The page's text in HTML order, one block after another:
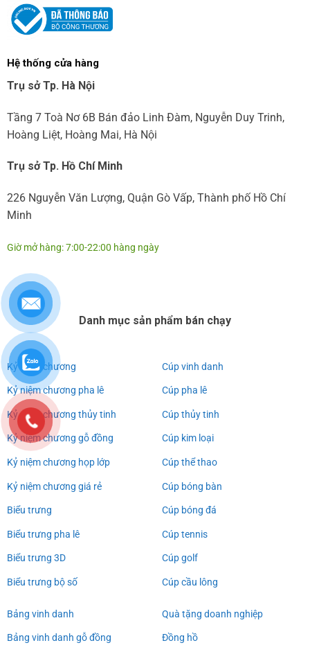
Hệ thống cửa hàng
Trụ sở Tp. Hà Nội
Tầng 7 Toà Nơ 6B Bán đảo Linh Đàm, Nguyễn Duy Trinh,
Hoàng Liệt, Hoàng Mai, Hà Nội
Trụ sở Tp. Hồ Chí Minh
226 Nguyễn Văn Lượng, Quận Gò Vấp, Thành phố Hồ Chí
Minh
Giờ mở hàng: 7:00-22:00 hàng ngày
Danh mục sản phẩm bán chạy
Kỷ niệm chương
Kỷ niệm chương pha lê
Kỷ niệm chương thủy tinh
Kỷ niệm chương gỗ đồng
Kỷ niệm chương họp lớp
Kỷ niệm chương giá rẻ
Biểu trưng
Biểu trưng pha lê
Biểu trưng 3D
Biểu trưng bộ số
Cúp vinh danh
Cúp pha lê
Cúp thủy tinh
Cúp kim loại
Cúp thể thao
Cúp bóng bàn
Cúp bóng đá
Cúp tennis
Cúp golf
Cúp cầu lông
Bảng vinh danh
Bảng vinh danh gỗ đồng
Quà tặng doanh nghiệp
Đồng hồ